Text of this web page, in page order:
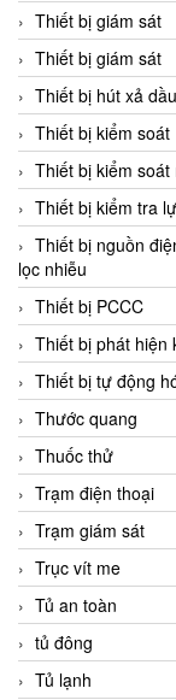
Thiết bị giám sát
Thiết bị giám sát
Thiết bị hút xả dầu
Thiết bị kiểm soát
Thiết bị kiểm soát
Thiết bị kiểm tra
Thiết bị nguồn
lọc nhiễu
Thiết bị PCCC
Thiết bị phát hiện
Thiết bị tự động
Thước quang
Thuốc thử
Trạm điện thoại
Trạm giám sát
Trục vít me
Tủ an toàn
tủ đông
Tủ lạnh